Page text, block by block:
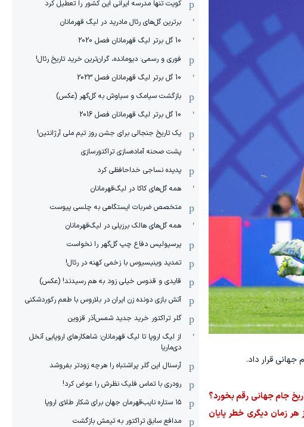
جام جهانی رقم بخورد؟
زمان دیگری خطر پایان
کویت تنها مدرسه ایرانی این کشور را تعطیل کرد
برترین گل‌های رئال مادرید در لیگ قهرمانان
10 گل برتر لیگ قهرمانان فصل 2020
فوری و رسمی: دیومانده، گران‌ترین خرید تاریخ رئال!
10 گل برتر لیگ قهرمانان فصل 2023
بازگشت سیامک و سیاوش به گل‌گهر (عکس)
10 گل برتر لیگ قهرمانان فصل 2016
یک تاریخ جنجالی برای جشن روز تیم ملی آرژانتین!
پشت صحنه آماده‌سازی تراکتورسازی
پدیده نساجی خداحافظی کرد
همه گل‌های کاکا در لیگ‌قهرمانان
متخصص ضربات ایستگاهی به چلسی پیوست
همه گل‌های هالک برزیلی در لیگ‌قهرمانان
پرسپولیس دفاع چپ گل‌گهر را نخواست
تمدید وینیسیوس با زخمی کهنه در رئال!
قایدی و قدوس خیلی زود به هم رسیدند! (عکس)
آتش بازی دونده زن ایران در بلاروس با طعم رکوردشکنی
گلر تراکتور خرید جدید شمس‌آذر قزوین
از لیگ اروپا تا لیگ قهرمانان؛ شاهکارهای اروپایی آنخل
دی‌ماریا
آرسنال این گلر پراشتباه را هرچه زودتر بفروشد
رودری با تماس فلیک نظرش را عوض کرد!
١۵ ستاره نایب‌قهرمان جهان برای شکار طلای اروپا
مدافع سابق تراکتور به تیمش بازگشت